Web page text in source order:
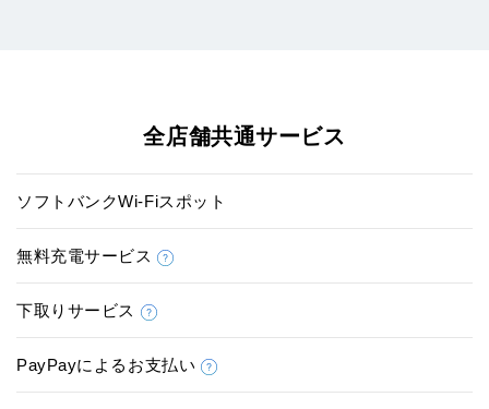
全店舗共通サービス
ソフトバンクWi-Fiスポット
無料充電サービス
下取りサービス
PayPayによるお支払い